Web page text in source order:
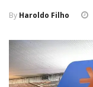
By Haroldo Filho